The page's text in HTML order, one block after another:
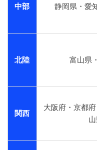
中部 静岡県・愛
北陸 富山県
関西
大阪府・京都